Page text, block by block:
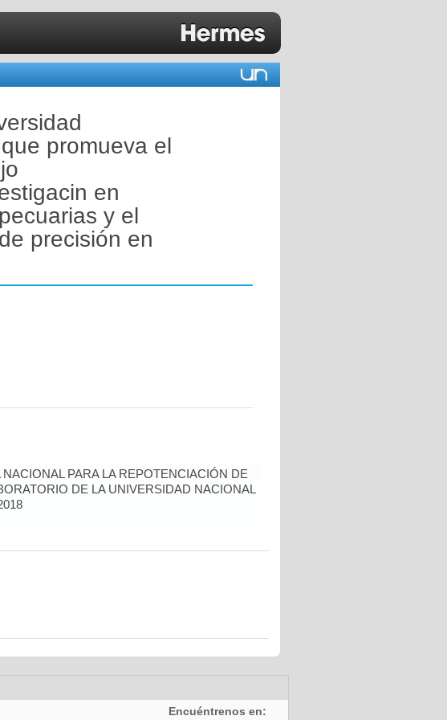
promueva el
en
y el
precisión en
PARA LA REPOTENCIACIÓN DE
DE LA UNIVERSIDAD NACIONAL
Encuéntrenos en: